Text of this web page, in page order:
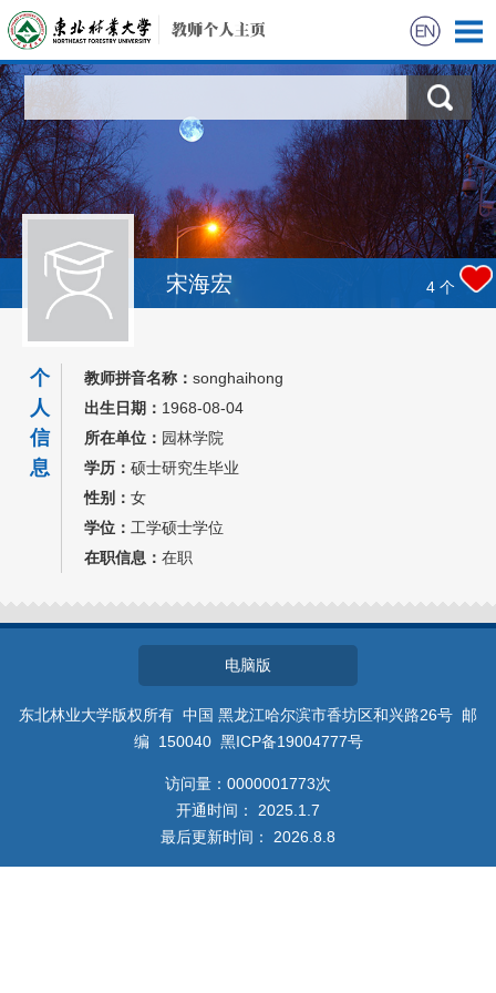
科学研究
教学研究
获奖信息
学生信息
我的相册
教师博客
宋海宏 4 个
个
人
信
息
教师拼音名称： songhaihong
出生日期： 1968-08-04
所在单位： 园林学院
学历： 硕士研究生毕业
性别： 女
学位： 工学硕士学位
在职信息： 在职
电脑版
东北林业大学版权所有 中国 黑龙江哈尔滨市香坊区和兴路26号 邮
编 150040 黑ICP备19004777号
访问量： 0000001773次
开通时间： 2025 1 7
最后更新时间： 2026 8 8